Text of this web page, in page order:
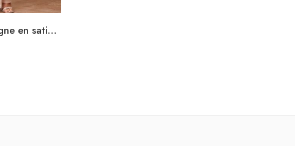
Robe de soirée champagne en satin longue fendue à bretelles